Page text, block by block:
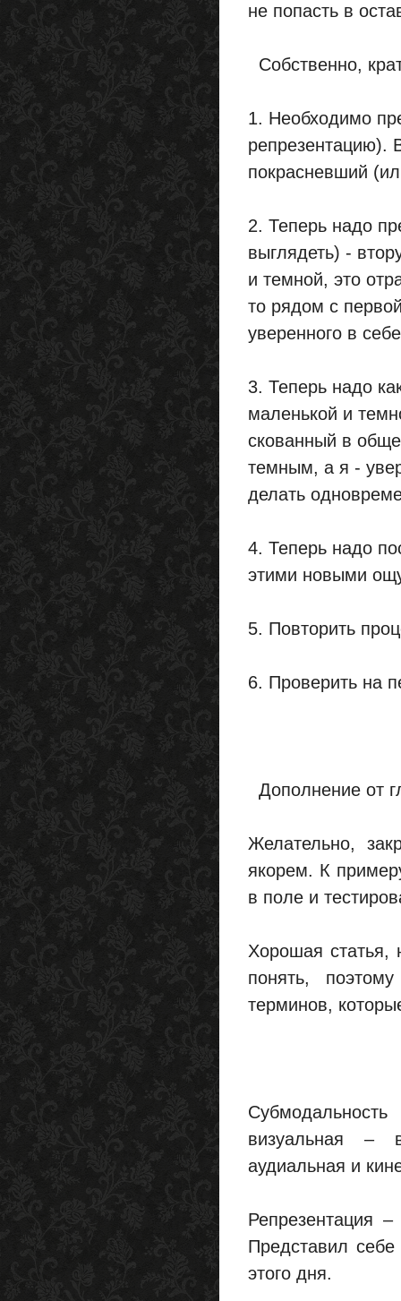
не попасть в
Собственно,
1. Необходимо
репрезентацию).
покрасневший
2. Теперь надо
выглядеть) -
и темной, это
то рядом с
уверенного в
3. Теперь надо
маленькой и
скованный в
темным, а я -
делать
4. Теперь надо
этими новыми
5. Повторить
6. Проверить на
Дополнение от
Желательно,
якорем. К
в поле и
Хорошая статья,
понять,
терминов,
визуальная –
аудиальная и
Репрезентация
Представил
этого дня.